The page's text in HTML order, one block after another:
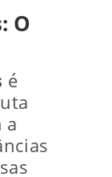
O
é
a